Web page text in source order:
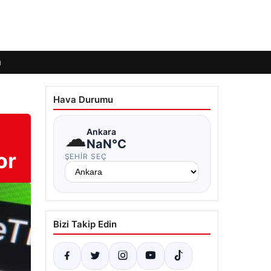
Hava Durumu
☁Ankara
NaN°C
ŞEHIR SEÇ
Bizi Takip Edin